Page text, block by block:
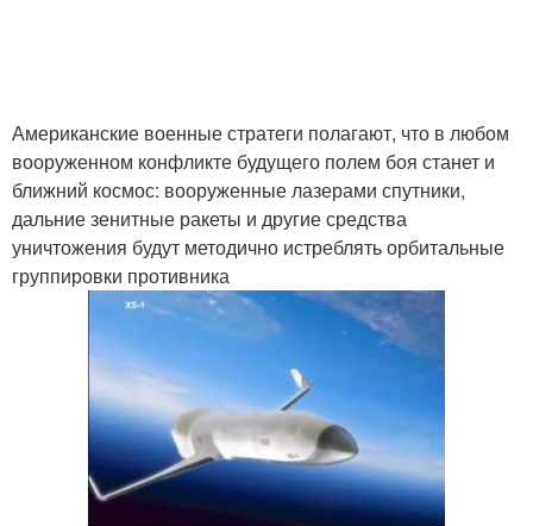
Американские военные стратеги полагают, что в любом
вооруженном конфликте будущего полем боя станет и
ближний космос: вооруженные лазерами спутники,
дальние зенитные ракеты и другие средства
уничтожения будут методично истреблять орбитальные
группировки противника